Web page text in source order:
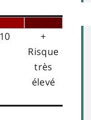
10
+
Risque
très
élevé